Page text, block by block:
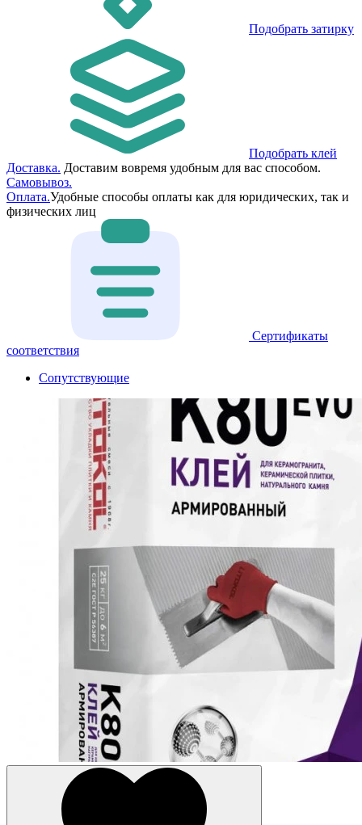
Подобрать затирку
Подобрать клей
Доставка. Доставим вовремя удобным для вас способом.
Самовывоз.
Оплата.Удобные способы оплаты как для юридических, так и
физических лиц
Сертификаты
соответствия
Сопутствующие